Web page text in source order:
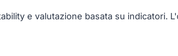
e valutazione basata su indicatori.